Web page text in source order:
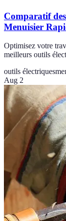
Comparatif
Menuisier
Optimisez votre
meilleurs outils
outils électriques
Aug 2